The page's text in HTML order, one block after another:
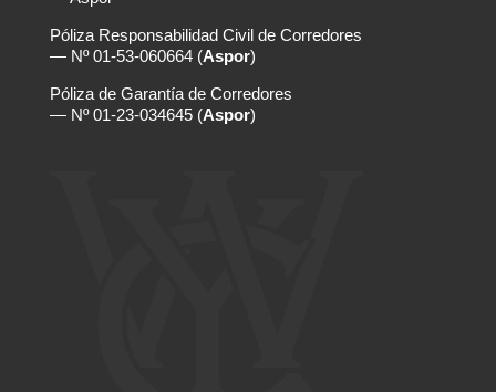
Póliza Responsabilidad Civil de Corredores
— Nº 01-53-060664 (Aspor)
Póliza de Garantía de Corredores
— Nº 01-23-034645 (Aspor)